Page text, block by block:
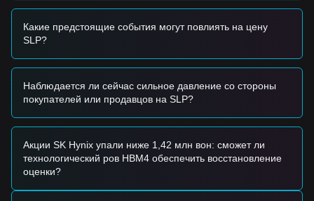
Потенциальная зона покупки
• Если цена Smooth Love Potion приближается к
возможность для входа в краткосрочной перспективе.
• Если цена Smooth Love Potion пробьет вверх$0.00055
при существенном росте торгового объема, это может
рынок может перейти к новой волне снижения и,
вероятно, снова протестировать уровень$0.00044.
На основе текущей структуры рынка аналитики
Какие предстоящие события могут повлиять на цену
SLP?
Наблюдается ли сейчас сильное давление со стороны
покупателей или продавцов на SLP?
Акции SK Hynix упали ниже 1,42 млн вон: сможет ли
технологический ров HBM4 обеспечить восстановление
оценки?